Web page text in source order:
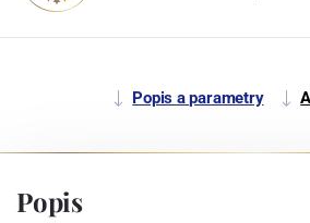
Popis a parametry
Popis